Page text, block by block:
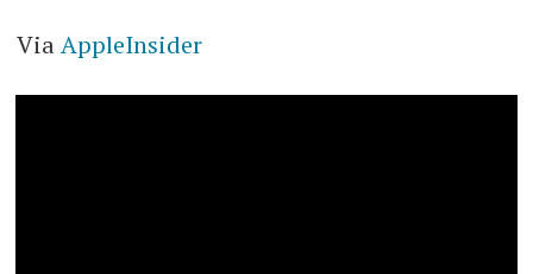
Via AppleInsider